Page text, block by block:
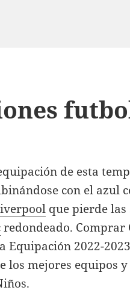
de esta
con el azul
que pierde las
redondeado. Comprar
Equipación 2022-
los mejores equipos